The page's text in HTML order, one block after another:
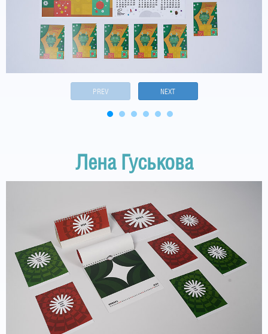
PREV NEXT
Лена Гуськова